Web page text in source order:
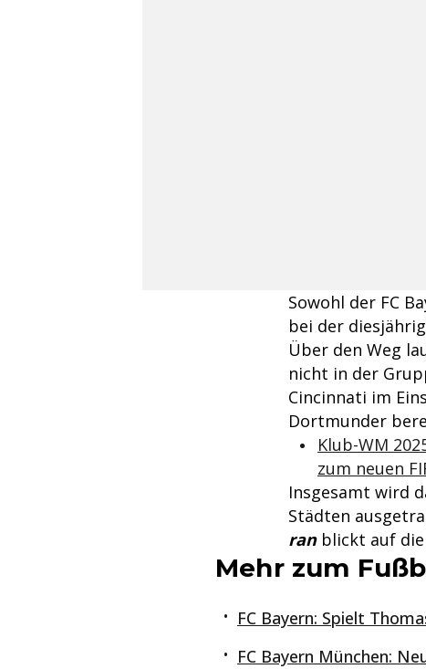
Sowohl der FC
bei der
Über den Weg
nicht in der
Cincinnati im
Dortmunder
Klub-WM
zum neuen
Insgesamt wird
Städten
ranblickt auf die
Mehr zum
FC Bayern: Spielt
FC Bayern München: